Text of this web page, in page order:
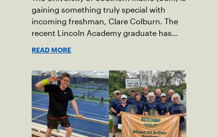
gaining something truly special with
incoming freshman, Clare Colburn. The
recent Lincoln Academy graduate has
Damariscotta, ME and those around her
throughout her childhood.
READ MORE